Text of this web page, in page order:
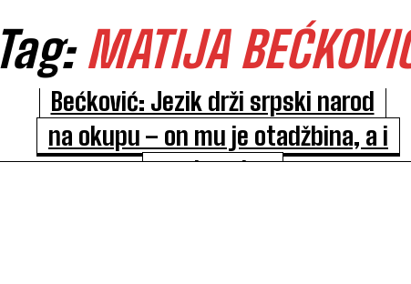
Tag:MATIJA
Bećković: Jezik drži srpski narod
na okupu – on mu je otadžbina, a i
sva imovina